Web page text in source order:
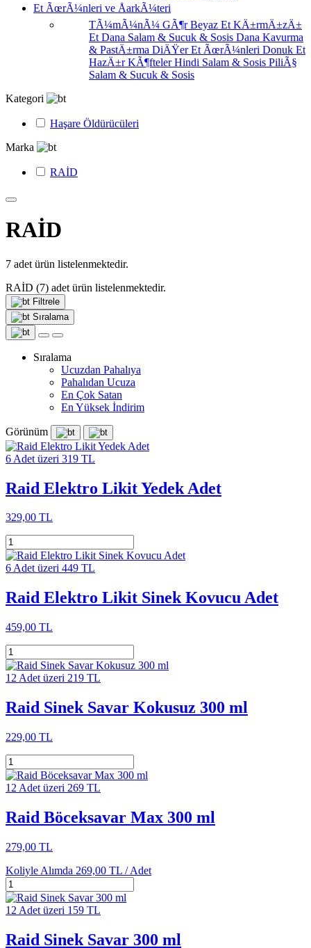
Et ÃœrÃ¼nleri ve ÅarkÃ¼teri
TÃ¼mÃ¼nÃ¼ GÃ¶rBeyaz Et KÄ±rmÄ±zÄ±
Et Dana Salam & Sucuk & Sosis Dana Kavurma
& PastÄ±rma DiÄŸer Et ÃœrÃ¼nleri Donuk Et
HazÄ±r KÃ¶ftelerHindi Salam & Sosis PiliÃ§
Salam & Sucuk & Sosis
Kategori
Haşare Öldürücüleri
Marka
RAİD
RAİD
7 adet ürün listelenmektedir.
RAİD (7) adet ürün listelenmektedir.
Filtrele
Sıralama
Sıralama
Ucuzdan Pahalıya
Pahalıdan Ucuza
En Çok Satan
En Yüksek İndirim
Görünüm
6 Adet üzeri 319 TL
Raid Elektro Likit Yedek Adet
329,00 TL
6 Adet üzeri 449 TL
Raid Elektro Likit Sinek Kovucu Adet
459,00 TL
12 Adet üzeri 219 TL
Raid Sinek Savar Kokusuz 300 ml
229,00 TL
12 Adet üzeri 269 TL
Raid Böceksavar Max 300 ml
279,00 TL
Koliyle Alımda 269,00 TL /Adet
12 Adet üzeri 159 TL
Raid Sinek Savar 300 ml